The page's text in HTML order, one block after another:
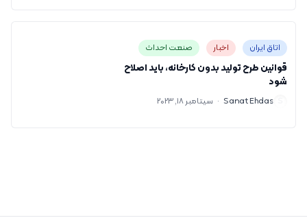
اتاق ایران اخبار صنعت احداث
قوانین طرح تولید بدون کارخانه، باید اصلاح
شود
Sanat Ehdas
· سپتامبر 18, 2023